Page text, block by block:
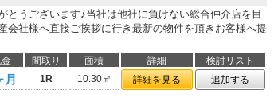
とうございます♪当社は他社に負けない総合仲介店を目
会社様へ直接ご挨拶に行き最新の物件を頂きお客様へ提
間取り 面積 詳細
検討リスト
月 1R 10.30㎡ 詳細を見る 追加する